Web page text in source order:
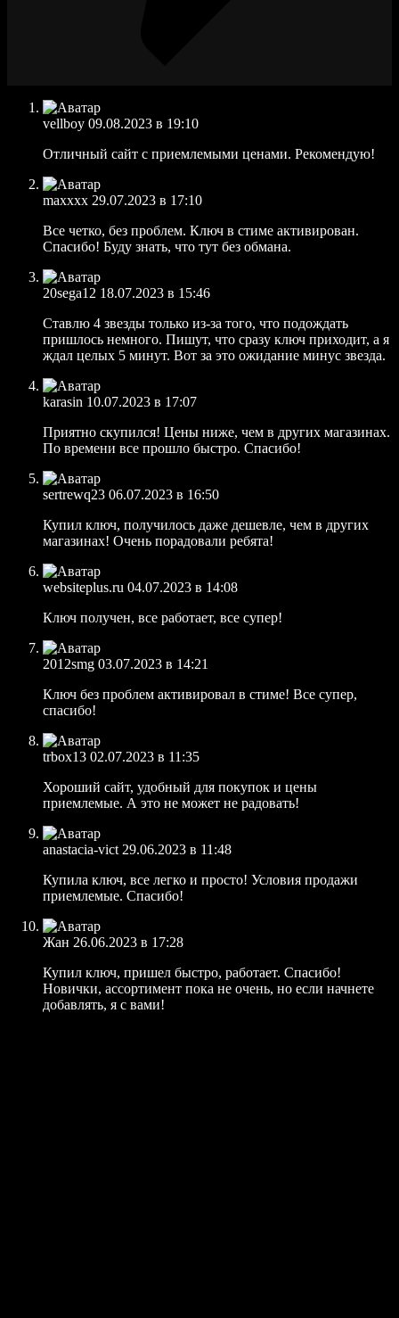
vellboy 09.08.2023 в 19:10
Отличный сайт с приемлемыми ценами. Рекомендую!
maxxxx 29.07.2023 в 17:10
Все четко, без проблем. Ключ в стиме активирован.
Спасибо! Буду знать, что тут без обмана.
20sega12 18.07.2023 в 15:46
Ставлю 4 звезды только из-за того, что подождать
пришлось немного. Пишут, что сразу ключ приходит, а я
ждал целых 5 минут. Вот за это ожидание минус звезда.
karasin 10.07.2023 в 17:07
Приятно скупился! Цены ниже, чем в других магазинах.
По времени все прошло быстро. Спасибо!
sertrewq23 06.07.2023 в 16:50
Купил ключ, получилось даже дешевле, чем в других
магазинах! Очень порадовали ребята!
websiteplus.ru 04.07.2023 в 14:08
Ключ получен, все работает, все супер!
2012smg 03.07.2023 в 14:21
Ключ без проблем активировал в стиме! Все супер,
спасибо!
trbox13 02.07.2023 в 11:35
Хороший сайт, удобный для покупок и цены
приемлемые. А это не может не радовать!
anastacia-vict 29.06.2023 в 11:48
Купила ключ, все легко и просто! Условия продажи
приемлемые. Спасибо!
Жан 26.06.2023 в 17:28
Купил ключ, пришел быстро, работает. Спасибо!
Новички, ассортимент пока не очень, но если начнете
добавлять, я с вами!